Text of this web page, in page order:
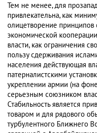
Тем не менее, для
привлекательна, как
олицетворение принципов
экономической
власти, как ограничения
пользу сдерживания
населения действующая
патерналистскими
укреплении армии (на
серьезным союзником
Стабильность является
товаром и для рядового
турбулентного Ближнего